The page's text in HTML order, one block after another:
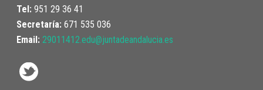
Tel: 951 29 36 41
Secretaría: 671 535 036
Email: 29011412.edu@juntadeandalucia.es